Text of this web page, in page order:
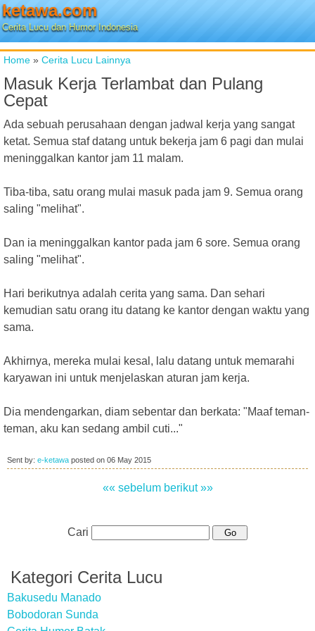
ketawa.com
Cerita Lucu dan Humor Indonesia
Home » Cerita Lucu Lainnya
Masuk Kerja Terlambat dan Pulang
Cepat
Ada sebuah perusahaan dengan jadwal kerja yang sangat
ketat. Semua staf datang untuk bekerja jam 6 pagi dan mulai
meninggalkan kantor jam 11 malam.
Tiba-tiba, satu orang mulai masuk pada jam 9. Semua orang
saling "melihat".
Dan ia meninggalkan kantor pada jam 6 sore. Semua orang
saling "melihat".
Hari berikutnya adalah cerita yang sama. Dan sehari
kemudian satu orang itu datang ke kantor dengan waktu yang
sama.
Akhirnya, mereka mulai kesal, lalu datang untuk memarahi
karyawan ini untuk menjelaskan aturan jam kerja.
Dia mendengarkan, diam sebentar dan berkata: "Maaf teman-
teman, aku kan sedang ambil cuti..."
Sent by: e-ketawa posted on 06 May 2015
«« sebelum berikut »»
Cari
Kategori Cerita Lucu
Bakusedu Manado
Bobodoran Sunda